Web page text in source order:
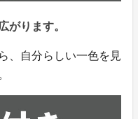
がります。
、自分らしい一色を見